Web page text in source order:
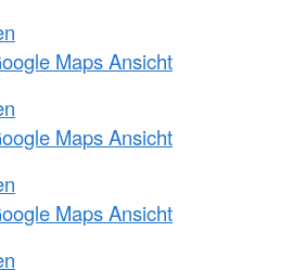
Maps Ansicht
Maps Ansicht
Maps Ansicht